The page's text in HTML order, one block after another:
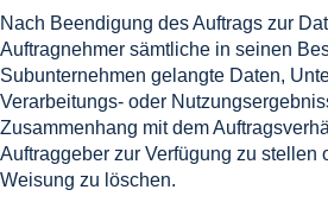
Nach Beendigung des Auftrags zur
Auftragnehmer sämtliche in seinen
Subunternehmen gelangte Daten,
Verarbeitungs- oder
Zusammenhang mit dem
Auftraggeber zur Verfügung zu stellen
Weisung zu löschen.